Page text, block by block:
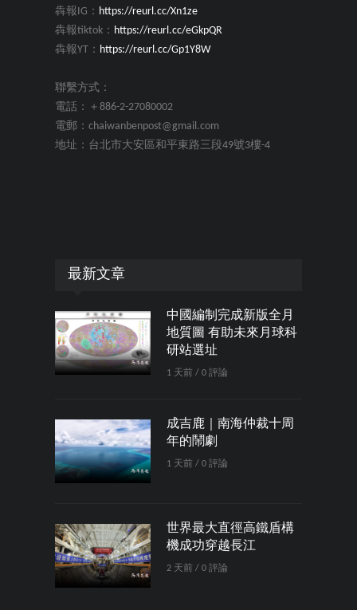
犇報IG： https://reurl.cc/Xn1ze
犇報tiktok： https://reurl.cc/eGkpQR
犇報YT： https://reurl.cc/Gp1Y8W
聯繫方式：
電話：＋886-2-27080002
電郵：chaiwanbenpost@gmail.com
地址：台北市大安區和平東路三段49號3樓-4
最新文章
中國編制完成新版全月
地質圖 有助未來月球科
研站選址
1 天前 / 0 評論
成吉鹿｜南海仲裁十周
年的鬧劇
1 天前 / 0 評論
世界最大直徑高鐵盾構
機成功穿越長江
2 天前 / 0 評論